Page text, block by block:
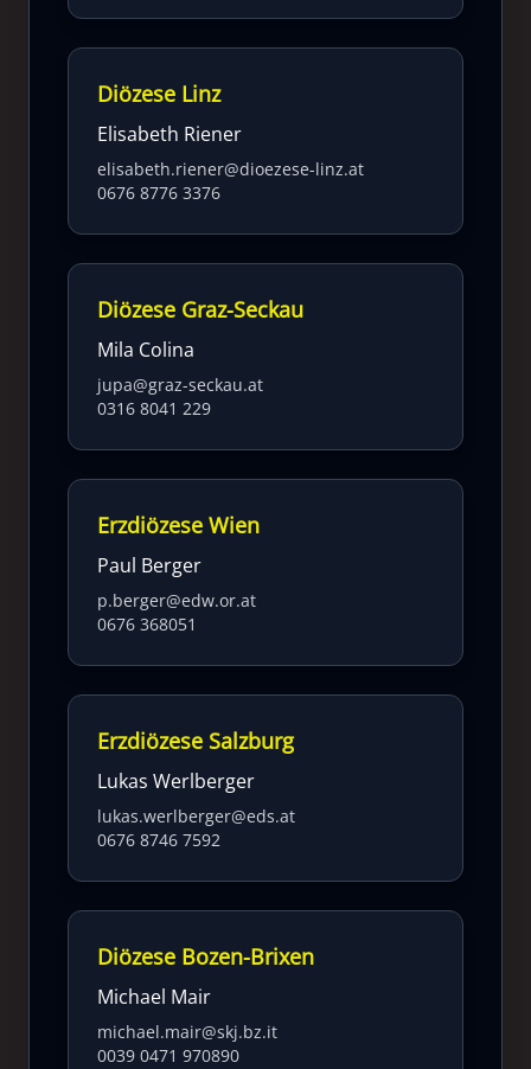
Diözese Linz
Elisabeth Riener
elisabeth.riener@dioezese-linz.at
0676 8776 3376
Diözese Graz-Seckau
Mila Colina
jupa@graz-seckau.at
0316 8041 229
Erzdiözese Wien
Paul Berger
p.berger@edw.or.at
0676 368051
Erzdiözese Salzburg
Lukas Werlberger
lukas.werlberger@eds.at
0676 8746 7592
Diözese Bozen-Brixen
Michael Mair
michael.mair@skj.bz.it
0039 0471 970890